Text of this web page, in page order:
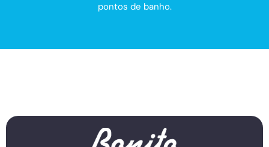
pontos de banho.